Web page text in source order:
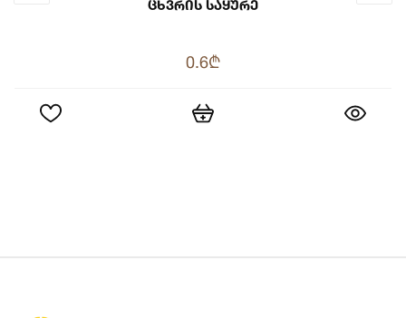
Ცხვრის Საყურე
0.6₾